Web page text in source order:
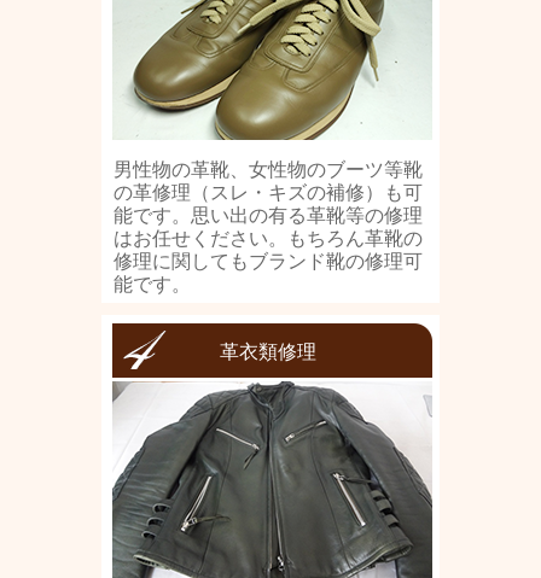
男性物の革靴、女性物のブーツ等靴
の革修理（スレ・キズの補修）も可
能です。思い出の有る革靴等の修理
はお任せください。もちろん革靴の
修理に関してもブランド靴の修理可
能です。
革衣類修理